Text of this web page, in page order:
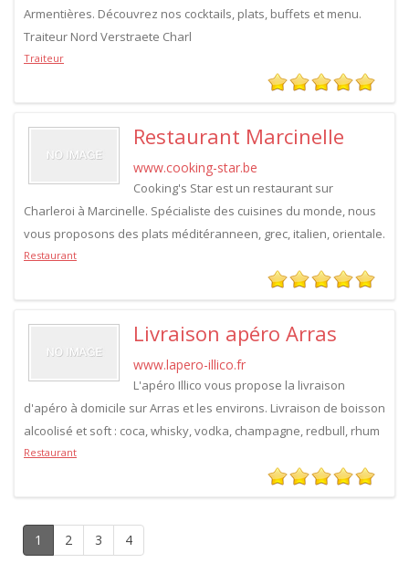
Armentières. Découvrez nos cocktails, plats, buffets et menu.
Traiteur Nord Verstraete Charl
Traiteur
Restaurant Marcinelle
www.cooking-star.be
Cooking's Star est un restaurant sur
Charleroi à Marcinelle. Spécialiste des cuisines du monde, nous
vous proposons des plats méditéranneen, grec, italien, orientale.
Restaurant
Livraison apéro Arras
www.lapero-illico.fr
L'apéro Illico vous propose la livraison
d'apéro à domicile sur Arras et les environs. Livraison de boisson
alcoolisé et soft : coca, whisky, vodka, champagne, redbull, rhum
Restaurant
1 2 3 4